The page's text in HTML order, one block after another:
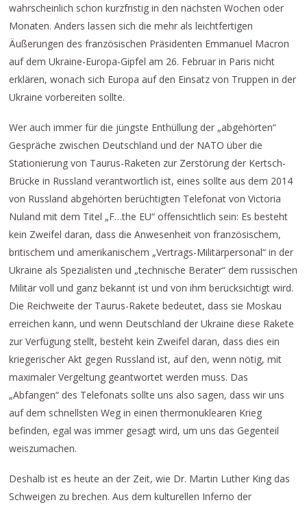
wahrscheinlich schon kurzfristig in den nächsten Wochen oder
Monaten. Anders lassen sich die mehr als leichtfertigen
Äußerungen des französischen Präsidenten Emmanuel Macron
auf dem Ukraine-Europa-Gipfel am 26. Februar in Paris nicht
erklären, wonach sich Europa auf den Einsatz von Truppen in der
Ukraine vorbereiten sollte.
Wer auch immer für die jüngste Enthüllung der „abgehörten“
Gespräche zwischen Deutschland und der NATO über die
Stationierung von Taurus-Raketen zur Zerstörung der Kertsch-
Brücke in Russland verantwortlich ist, eines sollte aus dem 2014
von Russland abgehörten berüchtigten Telefonat von Victoria
Nuland mit dem Titel „F…the EU“ offensichtlich sein: Es besteht
kein Zweifel daran, dass die Anwesenheit von französischem,
britischem und amerikanischem „Vertrags-Militärpersonal“ in der
Ukraine als Spezialisten und „technische Berater“ dem russischen
Militär voll und ganz bekannt ist und von ihm berücksichtigt wird.
Die Reichweite der Taurus-Rakete bedeutet, dass sie Moskau
erreichen kann, und wenn Deutschland der Ukraine diese Rakete
zur Verfügung stellt, besteht kein Zweifel daran, dass dies ein
kriegerischer Akt gegen Russland ist, auf den, wenn nötig, mit
maximaler Vergeltung geantwortet werden muss. Das
„Abfangen“ des Telefonats sollte uns also sagen, dass wir uns
auf dem schnellsten Weg in einen thermonuklearen Krieg
befinden, egal was immer gesagt wird, um uns das Gegenteil
weiszumachen.
Deshalb ist es heute an der Zeit, wie Dr. Martin Luther King das
Schweigen zu brechen. Aus dem kulturellen Inferno der